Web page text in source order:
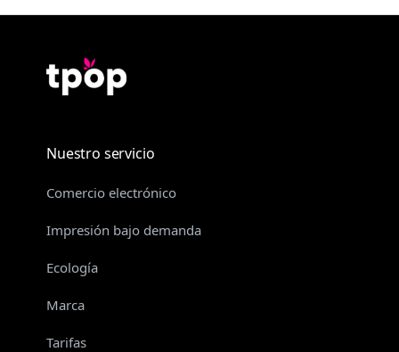
Nuestro servicio
Comercio electrónico
Impresión bajo demanda
Ecología
Marca
Tarifas